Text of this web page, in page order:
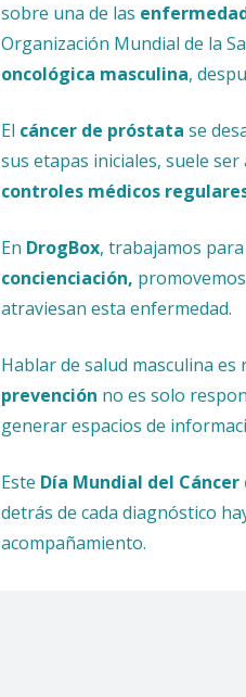
sobre una de las
Organización Mundial de la
oncológica masculina,
El cáncer de próstata se
sus etapas iniciales, suele
controles médicos
En DrogBox, trabajamos
concienciación,
atraviesan esta enfermedad.
Hablar de salud masculina
prevención no es solo
generar espacios de
Este Día Mundial del
detrás de cada diagnóstico
acompañamiento.